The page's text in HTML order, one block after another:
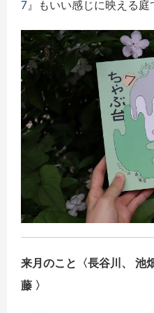
7 』もいい感じに映える庭
来月のこと〈長谷川、 池
藤 〉